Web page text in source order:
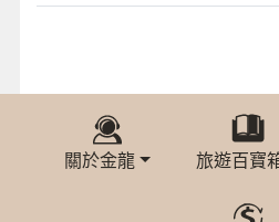
關於金龍 旅遊百寶